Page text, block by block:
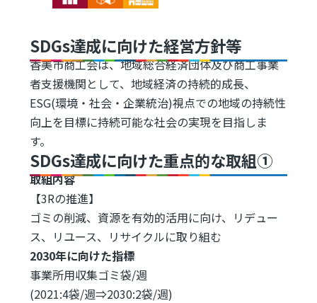
SDGs達成に向けた経営方針等
香美市商工会は、地域総合経済団体及び商工事業
者支援機関として、地域経済の持続的成長、
ESG(環境・社会・企業統治)視点での地域の持続性
向上を目標に持続可能な社会の実現を目指しま
す。
SDGs達成に向けた重点的な取組①
取組内容
【3Rの推進】
ゴミの削減、資源を有効的活用に向け、リデュー
ス、リユース、リサイクルに取り組む
2030年に向けた指標
事業所用収集ゴミ袋/週
(2021:4袋/週⇒2030:2袋/週)